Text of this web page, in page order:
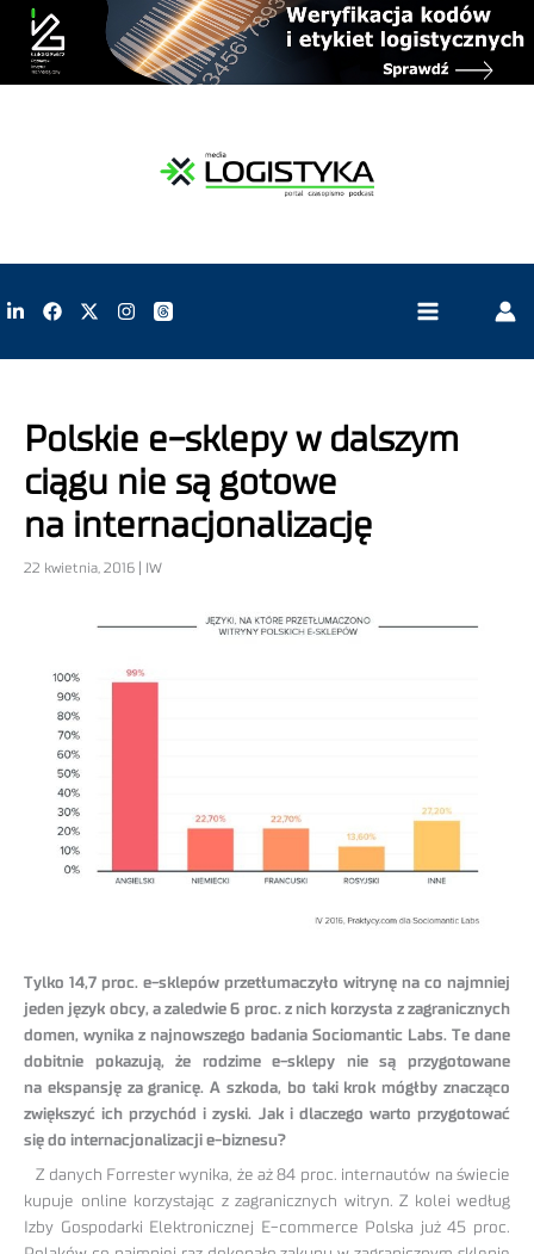
Polskie e-sklepy w dalszym
ciągu nie są gotowe
na internacjonalizację
22 kwietnia, 2016 | IW
Tylko 14,7 proc. e-sklepów przetłumaczyło witrynę na co najmniej
jeden język obcy, a zaledwie 6 proc. z nich korzysta z zagranicznych
domen, wynika z najnowszego badania Sociomantic Labs. Te dane
dobitnie pokazują, że rodzime e-sklepy nie są przygotowane
na ekspansję za granicę. A szkoda, bo taki krok mógłby znacząco
zwiększyć ich przychód i zyski. Jak i dlaczego warto przygotować
się do internacjonalizacji e-biznesu?
Z danych Forrester wynika, że aż 84 proc. internautów na świecie
kupuje online korzystając z zagranicznych witryn. Z kolei według
Izby Gospodarki Elektronicznej E-commerce Polska już 45 proc.